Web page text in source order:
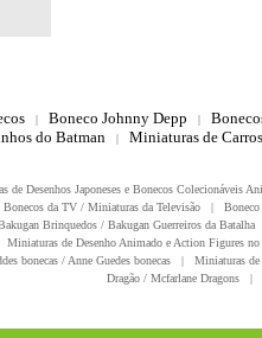
| Boneco Johnny Depp |
do Batman | Miniaturas de
de Desenhos Japoneses e Bonecos Colecionáveis
da TV / Miniaturas da Televisão |
Brinquedos / Bakugan Guerreiros da Batalha
Miniaturas de Desenho Animado e Action Figures
bonecas / Anne Guedes bonecas |
Miniaturas
Dragão / Mcfarlane Dragons
|